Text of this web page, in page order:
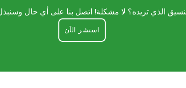
الذي تريده؟ لا مشكلة! اتصل بنا على أي حال
استشر الآن